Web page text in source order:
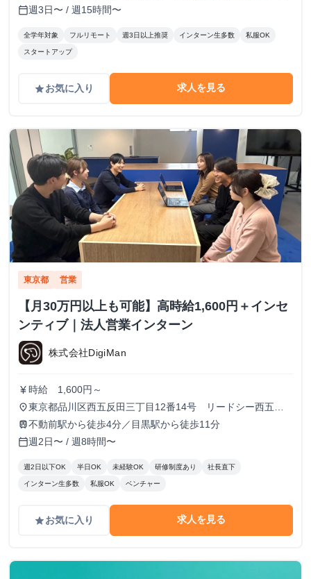
分
calendar_today週3日〜 / 週15時間〜
全学年対象 フルリモート 週3日以上推奨 インターン生多数 私服OK
スタートアップ
gradeお気に入り 求人を見る
東京都 営業
【月30万円以上も可能】高時給1,600円＋インセ
ンティブ｜法人営業インターン
株式会社DigiMan
currency_yen 時給 1,600円～
place東京都品川区西五反田三丁目12番14号 リードシー西五反
田ビル7-8階（受付8階）
train不動前駅から徒歩4分／目黒駅から徒歩11分
calendar_today週2日〜 / 週8時間〜
週2日以下OK 半日OK 未経験OK 研修制度あり 社長直下
インターン生多数 私服OK ベンチャー
gradeお気に入り 求人を見る